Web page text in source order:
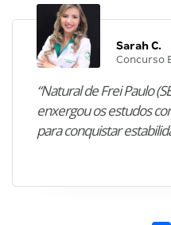
Sarah C.
Concurso
“Natural de Frei Paulo
enxergou os estudos
para conquistar